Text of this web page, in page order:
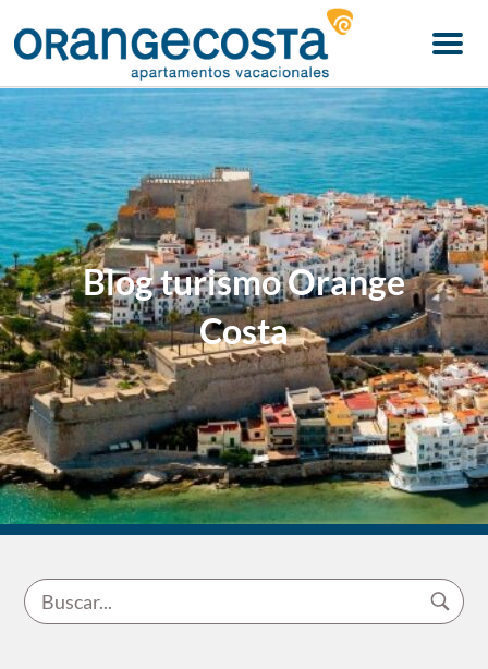
Menu
Blog turismo Orange
Costa